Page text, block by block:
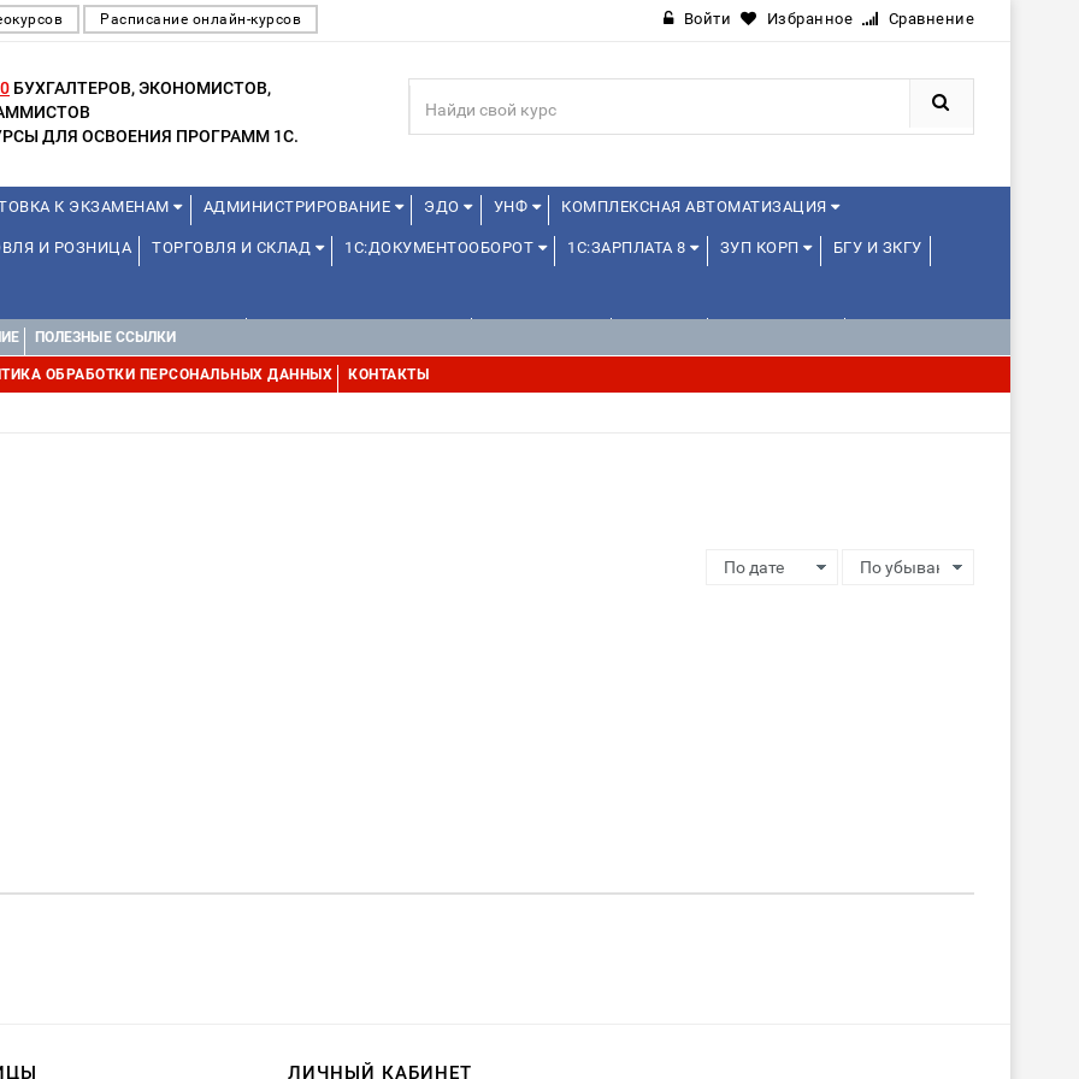
Расписание онлайн-курсов Войти Избранное Сравнение
БУХГАЛТЕРОВ, ЭКОНОМИСТОВ,
ДЛЯ ОСВОЕНИЯ ПРОГРАММ 1С.
К ЭКЗАМЕНАМ АДМИНИСТРИРОВАНИЕ ЭДО УНФ КОМПЛЕКСНАЯ АВТОМАТИЗАЦИЯ
И РОЗНИЦА ТОРГОВЛЯ И СКЛАД 1С:ДОКУМЕНТООБОРОТ 1С:ЗАРПЛАТА 8 ЗУП КОРП БГУ И ЗКГУ
ХОЛДИНГОМ
ПОЛЕЗНЫЕ ССЫЛКИ
ОБРАБОТКИ ПЕРСОНАЛЬНЫХ ДАННЫХ КОНТАКТЫ
ЛИЧНЫЙ КАБИНЕТ